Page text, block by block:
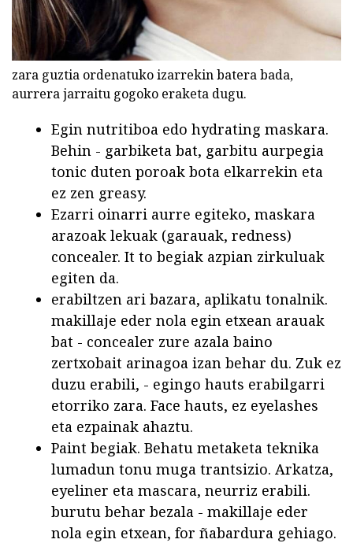
zara guztia ordenatuko izarrekin batera bada,
aurrera jarraitu gogoko eraketa dugu.
Egin nutritiboa edo hydrating maskara.
Behin - garbiketa bat, garbitu aurpegia
tonic duten poroak bota elkarrekin eta
ez zen greasy.
Ezarri oinarri aurre egiteko, maskara
arazoak lekuak (garauak, redness)
concealer. It to begiak azpian zirkuluak
egiten da.
erabiltzen ari bazara, aplikatu tonalnik.
makillaje eder nola egin etxean arauak
bat - concealer zure azala baino
zertxobait arinagoa izan behar du. Zuk ez
duzu erabili, - egingo hauts erabilgarri
etorriko zara. Face hauts, ez eyelashes
eta ezpainak ahaztu.
Paint begiak. Behatu metaketa teknika
lumadun tonu muga trantsizio. Arkatza,
eyeliner eta mascara, neurriz erabili.
burutu behar bezala - makillaje eder
nola egin etxean, for ñabardura gehiago.